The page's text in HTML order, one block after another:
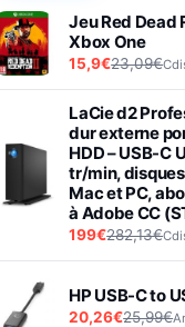
Jeu Red Dead
Xbox One
15,9€23,09€
LaCie d2
dur externe
HDD – USB-C
tr/min,
Mac et PC,
à Adobe CC
199€282,13€
HP USB-C to
20,26€25,99€